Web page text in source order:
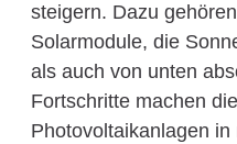
steigern. Dazu
Solarmodule, die
als auch von unten
Fortschritte machen
Photovoltaikanlagen